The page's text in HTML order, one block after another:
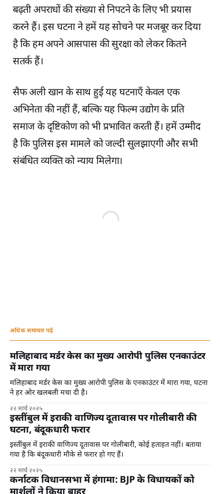
बढ़ती अपराधों की संख्या से निपटने के लिए भी प्रयास
करने हैं। इस घटना ने हमें यह सोचने पर मजबूर कर दिया
है कि हम अपने आसपास की सुरक्षा को लेकर कितने
सतर्क हैं।
सैफ अली खान के साथ हुई यह घटनाएँ केवल एक
अभिनेता की नहीं हैं, बल्कि यह फिल्म उद्योग के प्रति
समाज के दृष्टिकोण को भी प्रभावित करती हैं। हमें उम्मीद
है कि पुलिस इस मामले को जल्दी सुलझाएगी और सभी
संबंधित व्यक्ति को न्याय मिलेगा।
अधिक समाचार पढ़ें
मलिहाबाद मर्डर केस का मुख्य आरोपी पुलिस एनकाउंटर
में मारा गया
मलिहाबाद मर्डर केस का मुख्य आरोपी पुलिस के एनकाउंटर में मारा गया, घटना
ने हर ओर खलबली मचा दी है।
२२ मार्च २०२५
इस्तींबुल में इराकी वाणिज्य दूतावास पर गोलीबारी की
घटना, बंदूकधारी फरार
इस्तींबुल में इराकी वाणिज्य दूतावास पर गोलीबारी, कोई हताहत नहीं। बताया
गया है कि बंदूकधारी मौके से फरार हो गए हैं।
२२ मार्च २०२५
कर्नाटक विधानसभा में हंगामा: BJP के विधायकों को